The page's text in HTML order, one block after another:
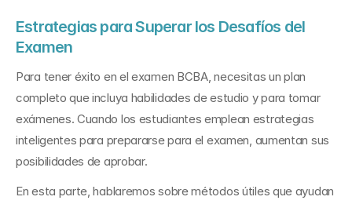
Estrategias para Superar los Desafíos del
Examen
Para tener éxito en el examen BCBA, necesitas un plan
completo que incluya habilidades de estudio y para tomar
exámenes. Cuando los estudiantes emplean estrategias
inteligentes para prepararse para el examen, aumentan sus
posibilidades de aprobar.
En esta parte, hablaremos sobre métodos útiles que ayudan